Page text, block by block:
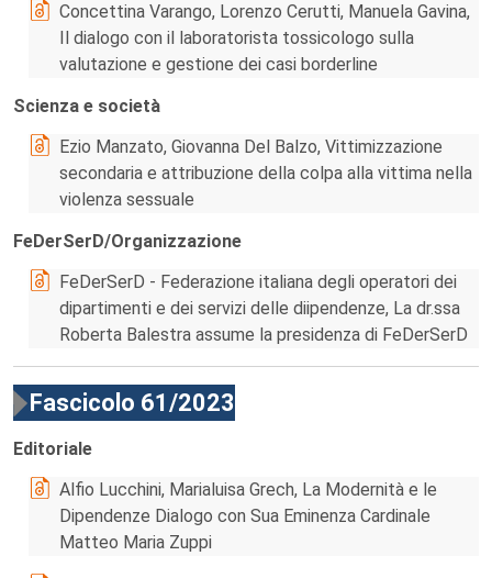
Concettina Varango, Lorenzo Cerutti, Manuela Gavina,
Il dialogo con il laboratorista tossicologo sulla
valutazione e gestione dei casi borderline
Scienza e società
Ezio Manzato, Giovanna Del Balzo, Vittimizzazione
secondaria e attribuzione della colpa alla vittima nella
violenza sessuale
FeDerSerD/Organizzazione
FeDerSerD - Federazione italiana degli operatori dei
dipartimenti e dei servizi delle diipendenze, La dr.ssa
Roberta Balestra assume la presidenza di FeDerSerD
Fascicolo 61/2023
Editoriale
Alfio Lucchini, Marialuisa Grech, La Modernità e le
Dipendenze Dialogo con Sua Eminenza Cardinale
Matteo Maria Zuppi